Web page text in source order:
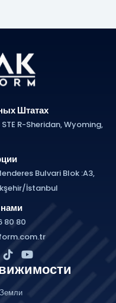
Штатах
R-Sheridan, Wyoming,
Bulvari Blok :A3,
İstanbul
80 80